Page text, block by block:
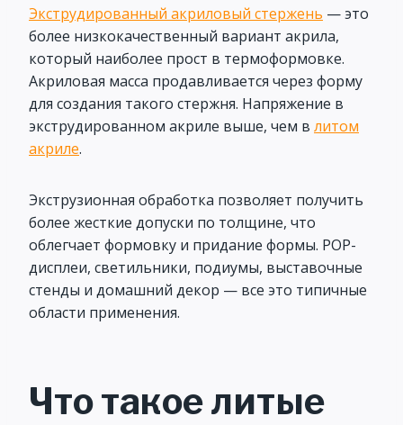
Экструдированный акриловый стержень — это
более низкокачественный вариант акрила,
который наиболее прост в термоформовке.
Акриловая масса продавливается через форму
для создания такого стержня. Напряжение в
экструдированном акриле выше, чем в литом
акриле.
Экструзионная обработка позволяет получить
более жесткие допуски по толщине, что
облегчает формовку и придание формы. POP-
дисплеи, светильники, подиумы, выставочные
стенды и домашний декор — все это типичные
области применения.
Что такое литые